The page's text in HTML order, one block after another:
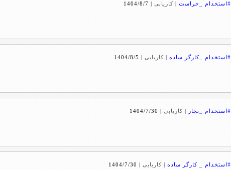
#استخدام _حراست | کاریابی|
1404/8/7
#استخدام _کارگر ساده | کاریابی|
1404/8/5
#استخدام _نجار | کاریابی|
1404/7/30
#استخدام _ کارگر ساده | کاریابی|
1404/7/30